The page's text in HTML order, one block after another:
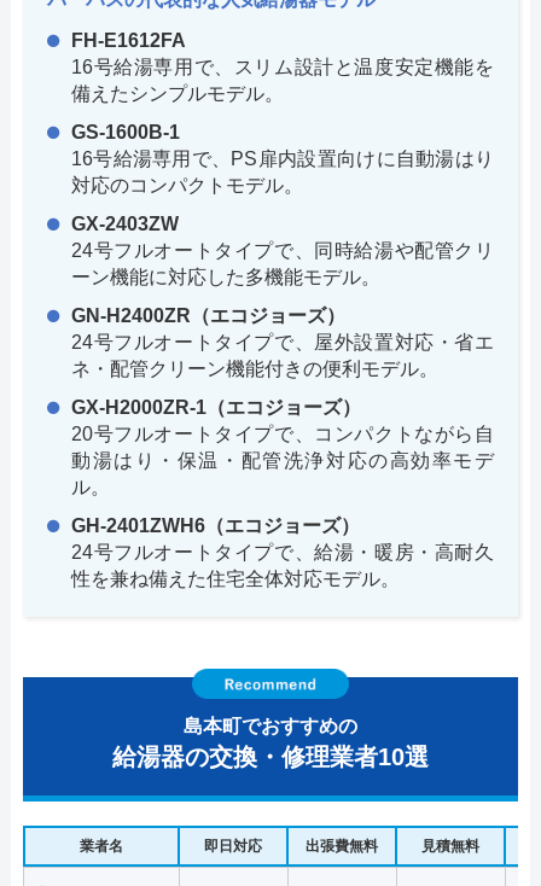
FH-E1612FA
16号給湯専用で、スリム設計と温度安定機能を
備えたシンプルモデル。
GS-1600B-1
16号給湯専用で、PS扉内設置向けに自動湯はり
対応のコンパクトモデル。
GX-2403ZW
24号フルオートタイプで、同時給湯や配管クリ
ーン機能に対応した多機能モデル。
GN-H2400ZR（エコジョーズ）
24号フルオートタイプで、屋外設置対応・省エ
ネ・配管クリーン機能付きの便利モデル。
GX-H2000ZR-1（エコジョーズ）
20号フルオートタイプで、コンパクトながら自
動湯はり・保温・配管洗浄対応の高効率モデ
ル。
GH-2401ZWH6（エコジョーズ）
24号フルオートタイプで、給湯・暖房・高耐久
性を兼ね備えた住宅全体対応モデル。
島本町でおすすめの
給湯器の交換・修理業者10選
業者名 即日対応 出張費無料 見積無料